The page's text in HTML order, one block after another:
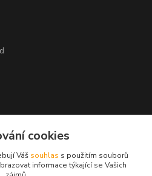
cookies
Váš souhlas s použitím souborů
informace týkající se Vašich